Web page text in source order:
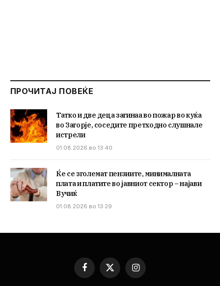
ПРОЧИТАЈ ПОВЕЌЕ
Татко и две деца загинаа во пожар во куќа
во Загорје, соседите претходно слушнале
истрели
01.08.2026 во 13:40
Ќе се зголемат пензиите, минималната
плата и платите во јавниот сектор – најави
Вучиќ
01.08.2026 во 13:29
Facebook
X
(Twitter)
Instagram